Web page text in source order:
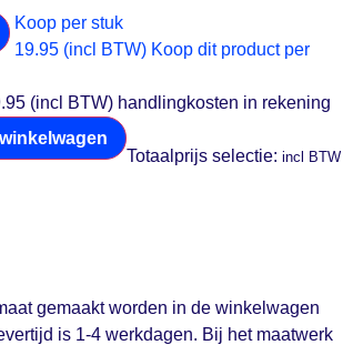
Koop per stuk
19.95 (incl BTW) Koop dit product per
(incl BTW) handlingkosten in rekening
Totaalprijs selectie: incl BTW
gemaakt worden in de winkelwagen
is 1-4 werkdagen. Bij het maatwerk